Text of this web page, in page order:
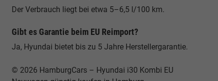
Der Verbrauch liegt bei etwa 5–6,5 l/100 km.
Gibt es Garantie beim EU Reimport?
Ja, Hyundai bietet bis zu 5 Jahre Herstellergarantie.
© 2026 HamburgCars – Hyundai i30 Kombi EU